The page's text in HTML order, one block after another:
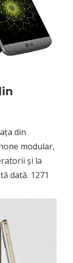
din
modular,
și la
dată. 1271